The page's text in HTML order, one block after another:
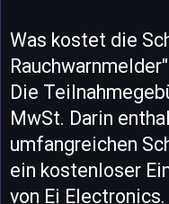
Was kostet die
Die
MwSt. Darin
umfangreichen
ein kostenloser
von Ei